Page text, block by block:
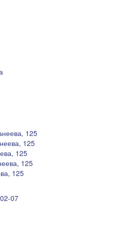
125
125
125
125
125
07